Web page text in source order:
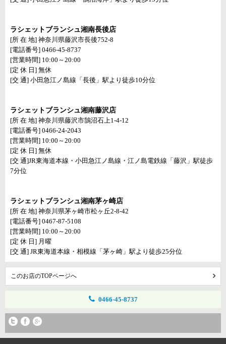
ラシェットブランシュ湘南長後店
[所 在 地] 神奈川県藤沢市長後752-8
[電話番号] 0466-45-8737
[営業時間] 10:00～20:00
[定 休 日] 無休
[交 通] 小田急江ノ島線「長後」駅より徒歩10分位
ラシェットブランシュ湘南藤沢店
[所 在 地] 神奈川県藤沢市鵠沼石上1-4-12
[電話番号] 0466-24-2043
[営業時間] 10:00～20:00
[定 休 日] 無休
[交 通]JR東海道本線・小田急江ノ島線・江ノ島電鉄線「藤沢」駅徒歩
7分位
ラシェットブランシュ湘南茅ヶ崎店
[所 在 地] 神奈川県茅ヶ崎市松ヶ丘2-8-42
[電話番号] 0467-87-5108
[営業時間] 10:00～20:00
[定 休 日] 月曜
[交 通] JR東海道本線・相模線「茅ヶ崎」駅より徒歩25分位
このお店のTOPページへ
0466-45-8737